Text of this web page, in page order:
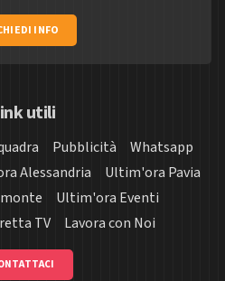
INFO
utili
Pubblicità
Whatsapp
Alessandria
Ultim'ora Pavia
Ultim'ora Eventi
TV Lavora con Noi